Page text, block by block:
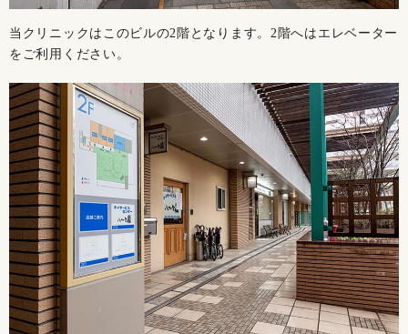
当クリニックはこのビルの2階となります。2階へはエレベーター
をご利用ください。